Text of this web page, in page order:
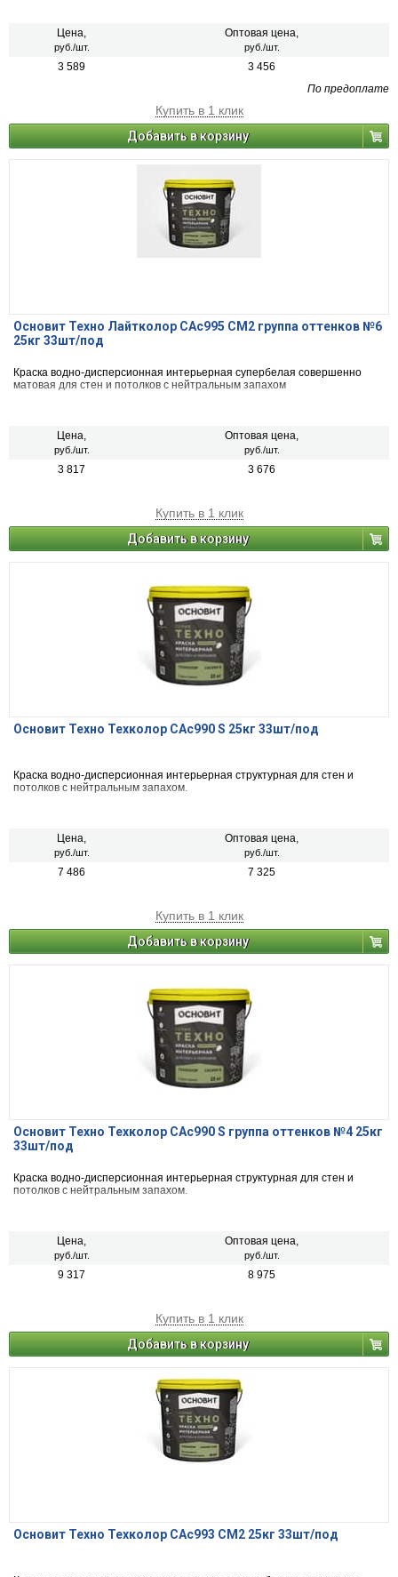
Цена,
руб./шт.
Оптовая цена,
руб./шт.
3 589
3 456
По предоплате
Купить в 1 клик
Добавить в корзину
Основит Техно Лайтколор САс995 СМ2 группа оттенков №6
25кг 33шт/под
Краска водно-дисперсионная интерьерная супербелая совершенно
матовая для стен и потолков с нейтральным запахом
Цена,
руб./шт.
Оптовая цена,
руб./шт.
3 817 3 676
Купить в 1 клик
Добавить в корзину
Основит Техно Техколор САс990 S 25кг 33шт/под
Краска водно-дисперсионная интерьерная структурная для стен и
потолков с нейтральным запахом.
Цена,
руб./шт.
Оптовая цена,
руб./шт.
7 486 7 325
Купить в 1 клик
Добавить в корзину
Основит Техно Техколор САс990 S группа оттенков №4 25кг
33шт/под
Краска водно-дисперсионная интерьерная структурная для стен и
потолков с нейтральным запахом.
Цена,
руб./шт.
Оптовая цена,
руб./шт.
9 317 8 975
Купить в 1 клик
Добавить в корзину
Основит Техно Техколор САс993 СМ2 25кг 33шт/под